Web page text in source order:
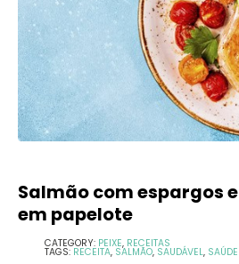
Salmão com espargos
em papelote
CATEGORY: PEIXE, RECEITAS
TAGS: RECEITA, SALMÃO, SAUDÁVEL, SAÚDE